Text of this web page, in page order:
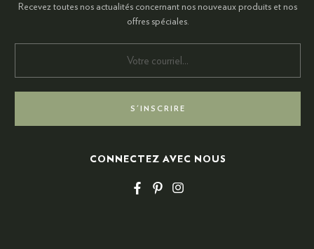
Recevez toutes nos actualités concernant nos nouveaux produits et nos
offres spéciales.
CONNECTEZ AVEC NOUS